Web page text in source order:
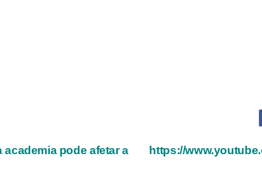
https://
pode afetar a